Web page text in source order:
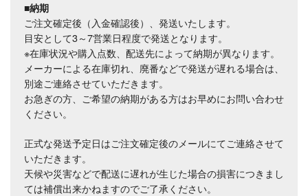
■納期
ご注文確定後（入金確認後）、発送いたします。
目安として3～7営業日程度で発送となります。
※在庫状況や購入点数、配送先によって納期が異なります。
メーカーによる在庫切れ、廃番などで発送が遅れる場合は、
別途ご連絡させていただきます。
お急ぎの方、ご希望の納期がある方はお早めにお問い合わせ
ください。
正式な発送予定日はご注文確定後のメールにてご連絡させて
いただきます。
天候や災害などで配送に遅れが生じた場合の損害につきまし
ては補償出来かねますのでご了承ください。